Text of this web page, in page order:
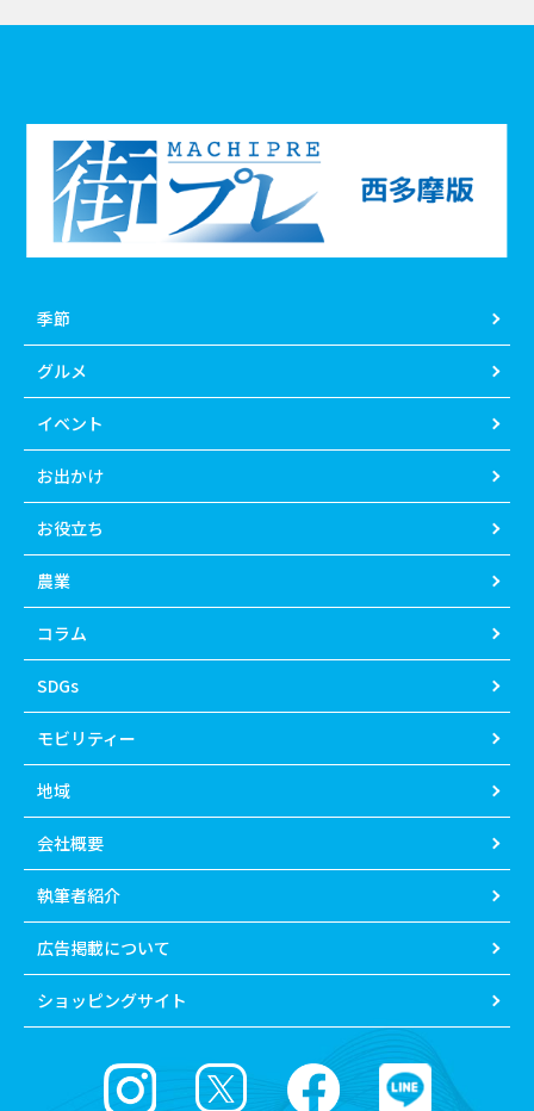
季節
グルメ
イベント
お出かけ
お役立ち
農業
コラム
SDGs
モビリティー
地域
会社概要
執筆者紹介
広告掲載について
ショッピングサイト